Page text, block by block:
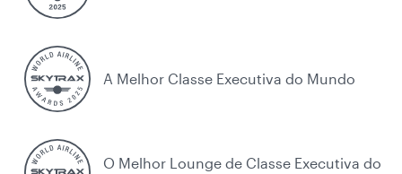
A Melhor Classe Executiva do Mundo
O Melhor Lounge de Classe Executiva do